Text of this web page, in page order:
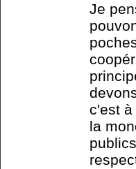
Je
c'est à
la